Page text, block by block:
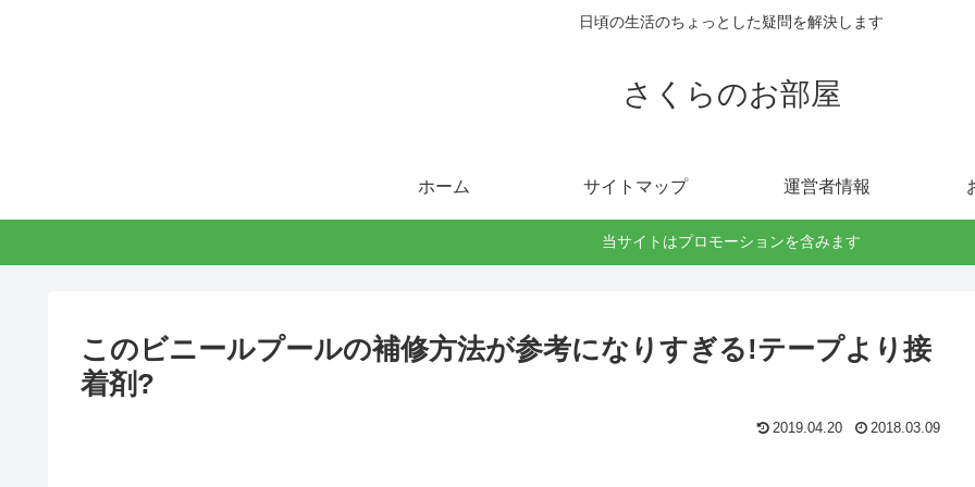
日頃の生活のちょっとした疑問を解決します
さくらのお部屋
ホーム サイトマップ 運営者情報
当サイトはプロモーションを含みます
このビニールプールの補修方法が参考になりすぎる!テープより接
着剤?
2019.04.20 2018.03.09